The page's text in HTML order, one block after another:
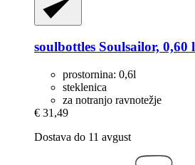
soulbottles Soulsailor, 0,60 l
prostornina: 0,6l
steklenica
za notranjo ravnotežje
€ 31,49
Dostava do 11 avgust